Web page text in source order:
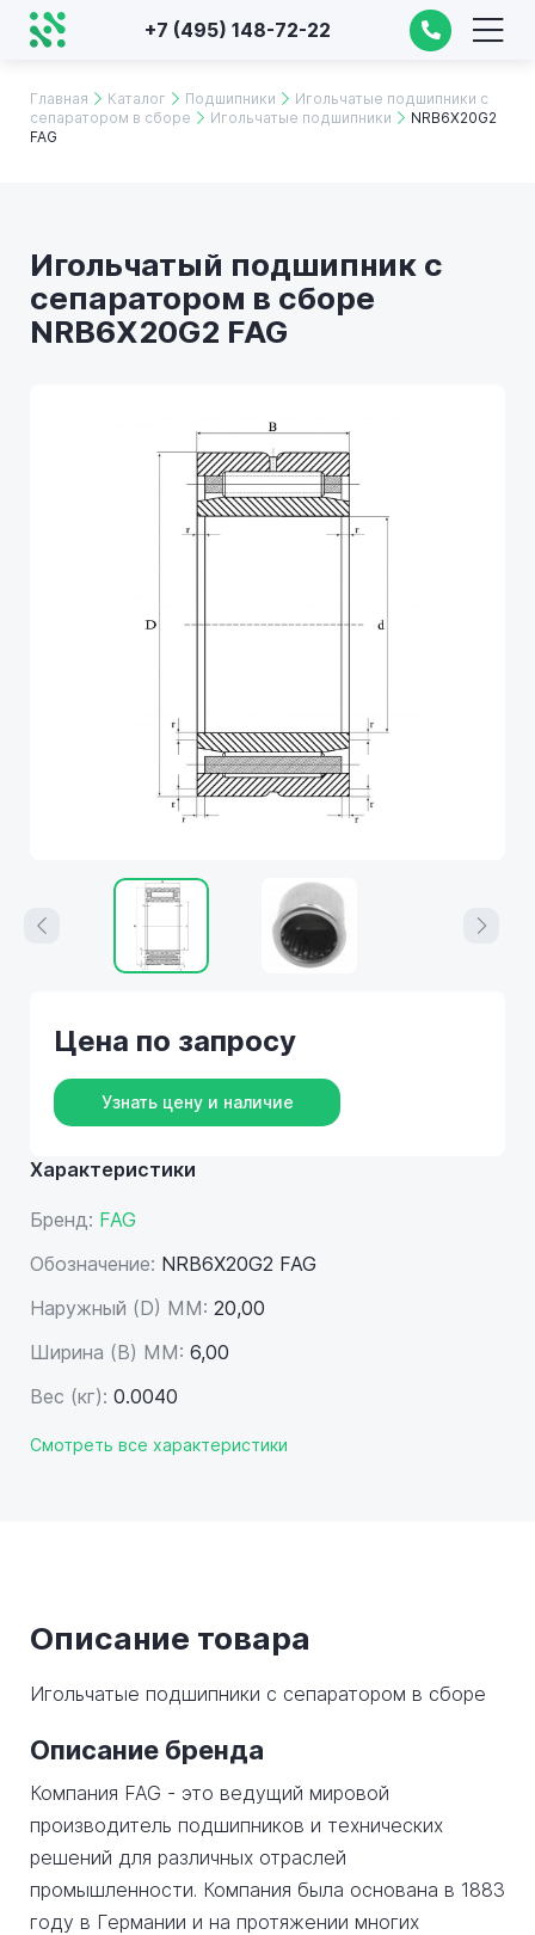
+7 (495) 148-72-22
Главная Каталог Подшипники
Игольчатые подшипники с
сепаратором в сборе
Игольчатые подшипники
NRB6X20G2
FAG
Игольчатый подшипник с
сепаратором в сборе
NRB6X20G2 FAG
Характеристики
Бренд: FAG
Обозначение: NRB6X20G2 FAG
Наружный (D) ММ: 20,00
Ширина (B) MM: 6,00
Вес (кг): 0.0040
Смотреть все характеристики
Цена по запросу
Узнать цену и наличие
Описание товара
Игольчатые подшипники с сепаратором в сборе
Описание бренда
Компания FAG - это ведущий мировой
производитель подшипников и технических
решений для различных отраслей
промышленности. Компания была основана в 1883
году в Германии и на протяжении многих